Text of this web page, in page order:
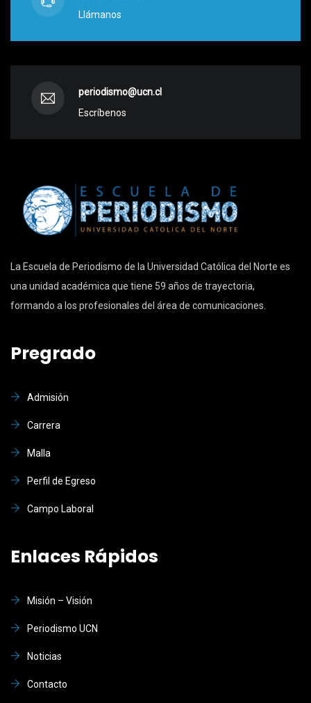
Llámanos
periodismo@ucn.cl
Escríbenos
La Escuela de Periodismo de la Universidad Católica del Norte es
una unidad académica que tiene 59 años de trayectoria,
formando a los profesionales del área de comunicaciones.
Pregrado
Admisión
Carrera
Malla
Perfil de Egreso
Campo Laboral
Enlaces Rápidos
Misión – Visión
Periodismo UCN
Noticias
Contacto